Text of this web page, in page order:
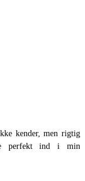
kender, men rigtig
perfekt ind i min